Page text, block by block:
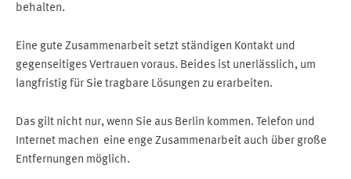
behalten.
Eine gute Zusammenarbeit setzt ständigen Kontakt und
gegenseitiges Vertrauen voraus. Beides ist unerlässlich, um
langfristig für Sie tragbare Lösungen zu erarbeiten.
Das gilt nicht nur, wenn Sie aus Berlin kommen. Telefon und
Internet machen eine enge Zusammenarbeit auch über große
Entfernungen möglich.